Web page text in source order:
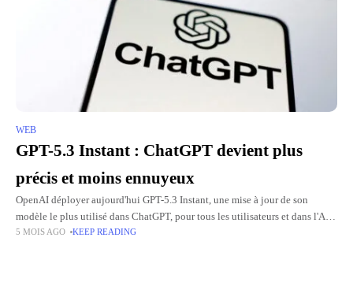
WEB
GPT-5.3 Instant : ChatGPT devient plus
précis et moins ennuyeux
OpenAI déployer aujourd'hui GPT-5.3 Instant, une mise à jour de son
modèle le plus utilisé dans ChatGPT, pour tous les utilisateurs et dans l'API
sous l'identifiant gpt-5.3-chat-latest. GPT-5.2 Instant restera
5 MOIS AGO KEEP READING